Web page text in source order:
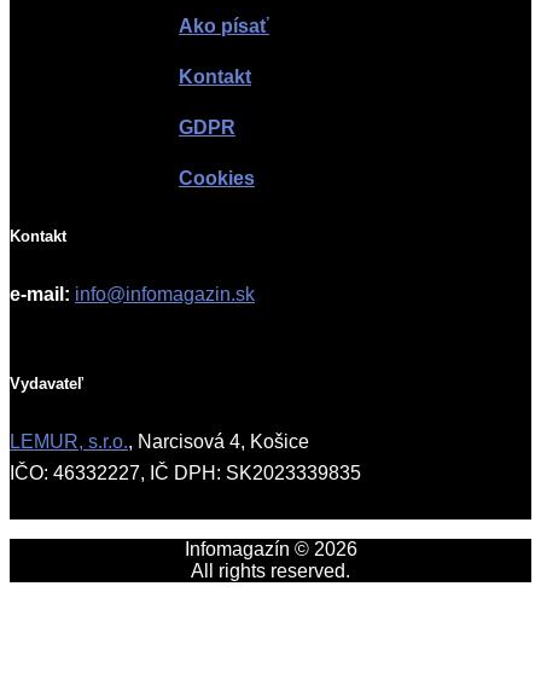
Ako písať
Kontakt
GDPR
Cookies
Kontakt
e-mail: info@infomagazin.sk
Vydavateľ
LEMUR, s.r.o., Narcisová 4, Košice
IČO: 46332227, IČ DPH: SK2023339835
Infomagazín © 2026
All rights reserved.